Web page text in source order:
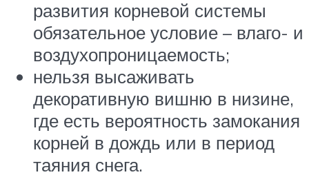
развития корневой системы
обязательное условие – влаго- и
воздухопроницаемость;
нельзя высаживать
декоративную вишню в низине,
где есть вероятность замокания
корней в дождь или в период
таяния снега.